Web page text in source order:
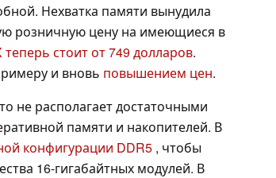
Нехватка памяти вынудила
розничную цену на имеющиеся в
теперь стоит от 749 долларов.
и вновь повышением цен.
не располагает достаточными
памяти и накопителей. В
конфигурации DDR5 , чтобы
16-гигабайтных модулей. В